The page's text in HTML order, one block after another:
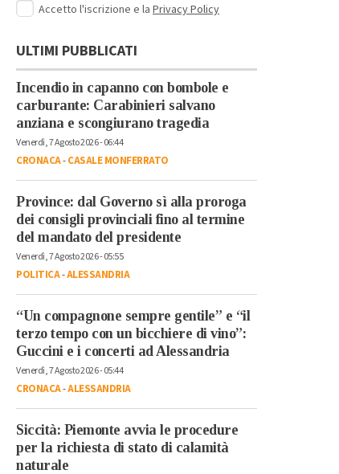
Accetto l'iscrizione e la Privacy Policy
ULTIMI PUBBLICATI
Incendio in capanno con bombole e
carburante: Carabinieri salvano
anziana e scongiurano tragedia
Venerdì, 7 Agosto 2026 - 06:44
CRONACA-CASALE MONFERRATO
Province: dal Governo sì alla proroga
dei consigli provinciali fino al termine
del mandato del presidente
Venerdì, 7 Agosto 2026 - 05:55
POLITICA-ALESSANDRIA
“Un compagnone sempre gentile” e “il
terzo tempo con un bicchiere di vino”:
Guccini e i concerti ad Alessandria
Venerdì, 7 Agosto 2026 - 05:44
CRONACA-ALESSANDRIA
Siccità: Piemonte avvia le procedure
per la richiesta di stato di calamità
naturale